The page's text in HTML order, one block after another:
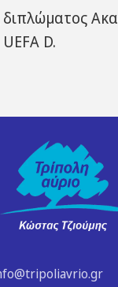
διπλώματος
D.